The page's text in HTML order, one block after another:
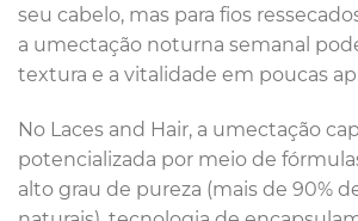
seu cabelo, mas para fios
a umectação noturna semanal
textura e a vitalidade em poucas
No Laces and Hair, a umectação
potencializada por meio de
alto grau de pureza (mais de 90%